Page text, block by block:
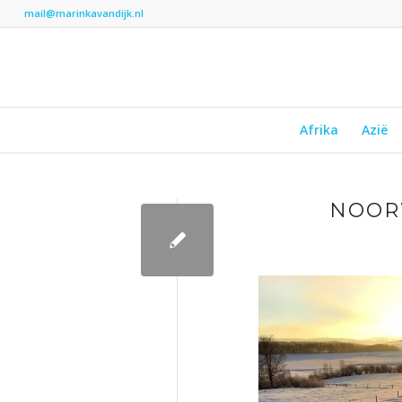
mail@marinkavandijk.nl
Afrika Azië